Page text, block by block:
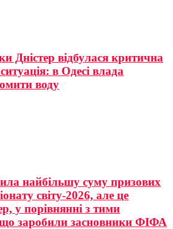
Дністер відбулася критична
в Одесі влада
воду
найбільшу суму призових
світу-2026, але це
у порівнянні з тими
заробили засновники ФІФА